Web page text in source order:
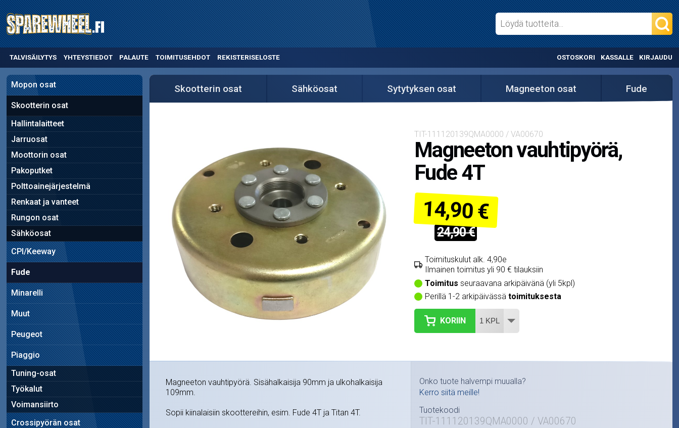
TALVISÄILYTYS YHTEYSTIEDOT PALAUTE TOIMITUSEHDOT REKISTERISELOSTE OSTOSKORI KASSALLE KIRJAUDU
Mopon osat
Skootterin osat
Hallintalaitteet
Jarruosat
Moottorin osat
Pakoputket
Polttoainejärjestelmä
Renkaat ja vanteet
Rungon osat
Sähköosat
CPI/Keeway
Fude
Minarelli
Muut
Peugeot
Piaggio
Tuning-osat
Työkalut
Voimansiirto
Crossipyörän osat
Skootterin osat Sähköosat Sytytyksen osat Magneeton osat Fude
TIT-111120139QMA0000 / VA00670
Magneeton vauhtipyörä,
Fude 4T
14,90 €
24,90 €
Toimituskulut alk. 4,90e
Ilmainen toimitus yli 90 € tilauksiin
Toimitus seuraavana arkipäivänä (yli 5kpl)
Perillä 1-2 arkipäivässä toimituksesta
KORIIN
Magneeton vauhtipyörä. Sisähalkaisija 90mm ja ulkohalkaisija
109mm.
Sopii kiinalaisiin skoottereihin, esim. Fude 4T ja Titan 4T.
Onko tuote halvempi muualla?
Kerro siitä meille!
Tuotekoodi
TIT-111120139QMA0000 / VA00670